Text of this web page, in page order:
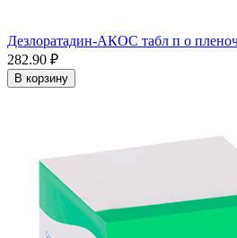
Дезлоратадин-АКОС табл п о
282.90 ₽
В корзину